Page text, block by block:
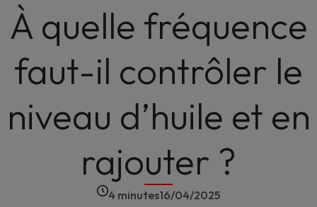
À quelle fréquence
faut-il contrôler le
niveau d’huile et en
rajouter ?
4 minutes16/04/2025